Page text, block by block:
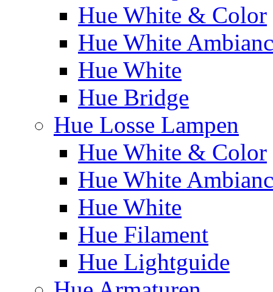
Hue White & Color
Hue White
Hue White
Hue Bridge
Hue Losse Lampen
Hue White & Color
Hue White
Hue White
Hue Filament
Hue Lightguide